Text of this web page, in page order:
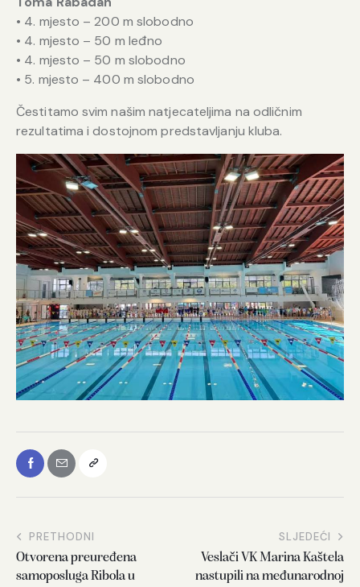
• 4. mjesto – 200 m slobodno
• 4. mjesto – 50 m leđno
• 4. mjesto – 50 m slobodno
• 5. mjesto – 400 m slobodno
Čestitamo svim našim natjecateljima na odličnim
rezultatima i dostojnom predstavljanju kluba.
PRETHODNI
Otvorena preuređena
samoposluga Ribola u
SLJEDEĆI
Veslači VK Marina Kaštela
nastupili na međunarodnoj